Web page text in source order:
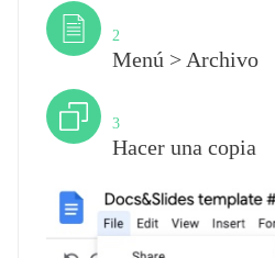
2
Menú > Archivo
3
Hacer una copia